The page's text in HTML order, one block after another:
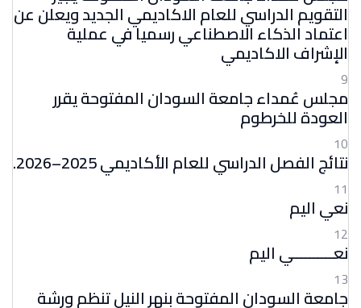
التقويم الدراسي للعام الاكاديمي الجديد ويعلن عن
اعتماد الذكاء الاصطناعي رسميا في عملية
الإشراف الاكاديمي
9
مجلس عُمداء جامعة السودان المفتوحة يقرر
العودة للخرطوم
10
نتائج الفصل الدراسي للعام الأكاديمي 2025–2026.
11
نعي اليم
12
نعــــــــــي اليم
13
جامعة السودان المفتوحة بنهر النيل تنظم ورشة